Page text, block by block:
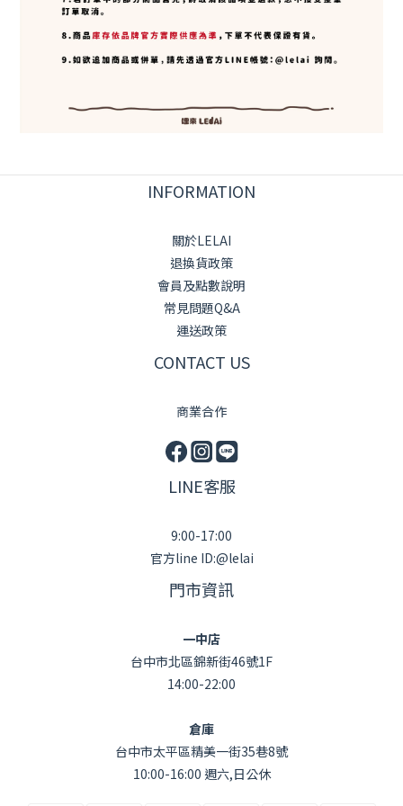
INFORMATION
關於LELAI
退換貨政策
會員及點數說明
常見問題Q&A
運送政策
CONTACT US
商業合作
LINE客服
9:00-17:00
官方line ID:@lelai
門市資訊
一中店
台中市北區錦新街46號1F
14:00-22:00
倉庫
台中市太平區精美一街35巷8號
10:00-16:00 週六,日公休